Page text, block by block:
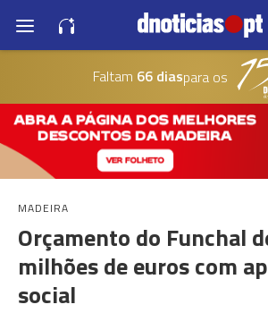
Faltam 66 diaspara os
MADEIRA
Orçamento do Funchal
milhões de euros com
social